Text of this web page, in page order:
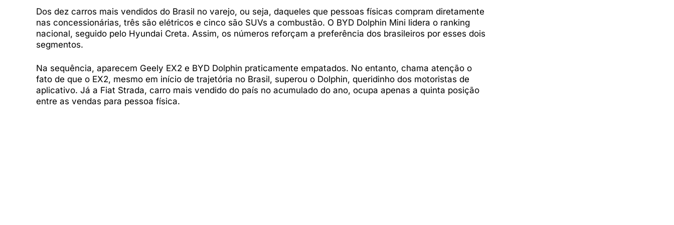
Dos dez carros mais vendidos do Brasil no varejo, ou seja, daqueles que pessoas físicas compram diretamente
nas concessionárias, três são elétricos e cinco são SUVs a combustão. O BYD Dolphin Mini lidera o ranking
nacional, seguido pelo Hyundai Creta. Assim, os números reforçam a preferência dos brasileiros por esses dois
segmentos.
Na sequência, aparecem Geely EX2 e BYD Dolphin praticamente empatados. No entanto, chama atenção o
fato de que o EX2, mesmo em início de trajetória no Brasil, superou o Dolphin, queridinho dos motoristas de
aplicativo. Já a Fiat Strada, carro mais vendido do país no acumulado do ano, ocupa apenas a quinta posição
entre as vendas para pessoa física.